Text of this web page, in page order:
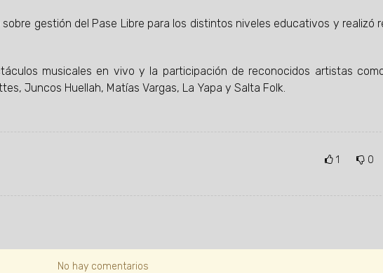
gestión del Pase Libre para los distintos niveles educativos y realizó
musicales en vivo y la participación de reconocidos artistas
Juncos Huellah, Matías Vargas, La Yapa y Salta Folk.
1 0
No hay comentarios